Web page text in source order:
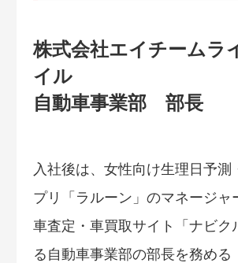
株式会社エイチームラ
イル
自動車事業部 部長
入社後は、女性向け生理日予測
プリ「ラルーン」のマネージャ
車査定・車買取サイト「ナビク
る自動車事業部の部長を務める